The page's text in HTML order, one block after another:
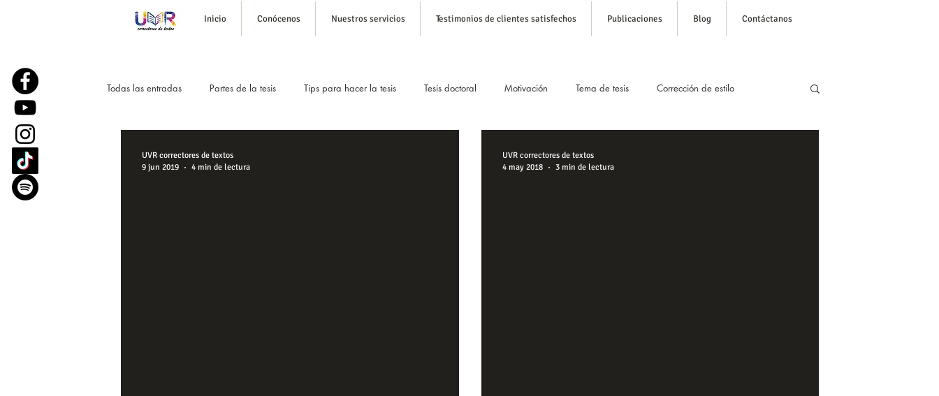
Inicio Conócenos Nuestros servicios Testimonios de clientes satisfechos Publicaciones Blog Contáctanos
Todas las entradas Partes de la tesis Tips para hacer la tesis Tesis doctoral Motivación Tema de tesis Corrección de estilo
UVR correctores de textos
9 jun 2019
4 min de lectura
UVR correctores de textos
4 may 2018
3 min de lectura